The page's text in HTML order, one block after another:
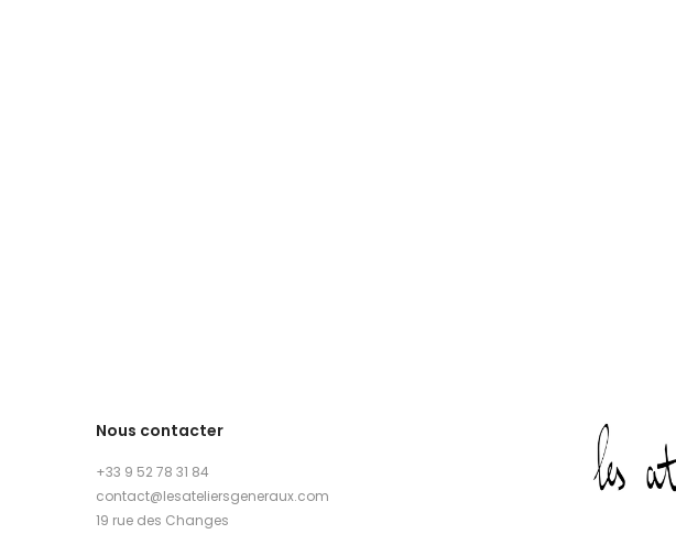
Nous contacter
+33 9 52 78 31 84
contact@lesateliersgeneraux.com
19 rue des Changes